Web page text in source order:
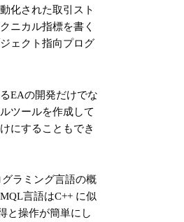
化された取引スト
ニカル指標を書く
ェクト指向プログ
EAの開発だけでな
ツールを作成して
にすることもでき
ラミング言語の概
言語はC++ に似
と操作が簡単にし